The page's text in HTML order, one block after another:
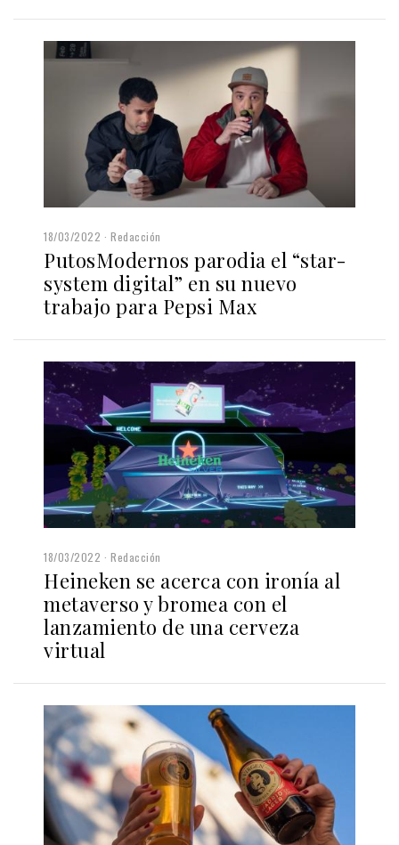
18/03/2022 Redacción
PutosModernos parodia el “star-
system digital” en su nuevo
trabajo para Pepsi Max
18/03/2022 Redacción
Heineken se acerca con ironía al
metaverso y bromea con el
lanzamiento de una cerveza
virtual